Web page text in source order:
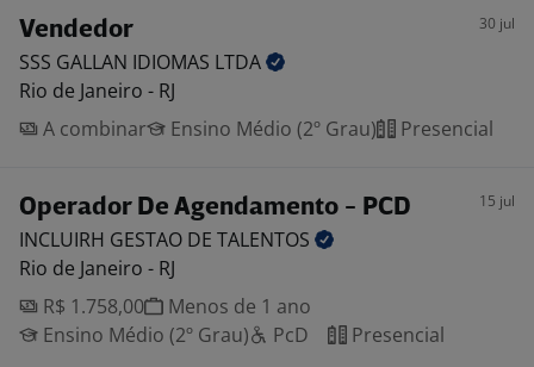
Vendedor 30 jul
SSS GALLAN IDIOMAS LTDA
Rio de Janeiro - RJ
A combinar
Ensino Médio (2º Grau) Presencial
Operador De Agendamento - PCD 15 jul
INCLUIRH GESTAO DE TALENTOS
Rio de Janeiro - RJ
R$ 1.758,00
Menos de 1 ano
Ensino Médio (2º Grau)
PcD Presencial